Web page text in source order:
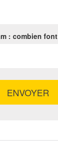
: combien font
ENVOYER